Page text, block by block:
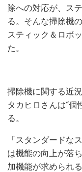
除への対応が、ス
る。そんな掃除機
スティック＆ロボ
た。
掃除機に関する近
タカヒロさんは“個
る。
「スタンダードな
は機能の向上が落
加機能が求められ